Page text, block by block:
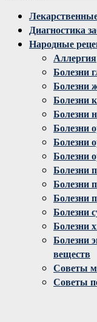
Facebook
Twitter
Instagram
Youtube
Диагностика
Народные
Аллергия
Болезни
Болезни
Болезни
Болезни
Болезни
Болезни
Болезни
Болезни
Болезни
Болезни
Болезни
Болезни
Болезни
веществ
Советы
Советы